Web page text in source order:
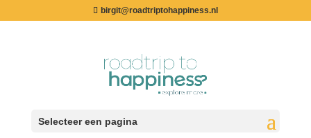
birgit@roadtriptohappiness.nl
Selecteer een pagina